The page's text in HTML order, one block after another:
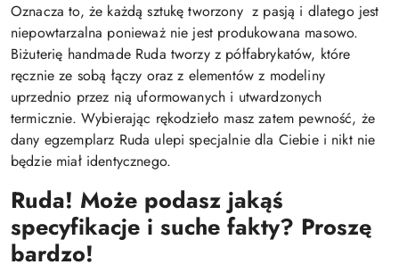
Oznacza to, że każdą sztukę tworzony z pasją i dlatego jest
niepowtarzalna ponieważ nie jest produkowana masowo.
Biżuterię handmade Ruda tworzy z półfabrykatów, które
ręcznie ze sobą łączy oraz z elementów z modeliny
uprzednio przez nią uformowanych i utwardzonych
termicznie. Wybierając rękodzieło masz zatem pewność, że
dany egzemplarz Ruda ulepi specjalnie dla Ciebie i nikt nie
będzie miał identycznego.
Ruda! Może podasz jakąś
specyfikacje i suche fakty? Proszę
bardzo!